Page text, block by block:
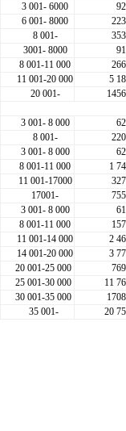
3 001- 6000
6 001- 8000
8 001-
3001- 8000
8 001-11 000
11 001-20 000
5
20 001-
3 001- 8 000
8 001-
3 001- 8 000
8 001-11 000
1
11 001-17000
17001-
3 001- 8 000
8 001-11 000
11 001-14 000
2
14 001-20 000
3
20 001-25 000
25 001-30 000
11
30 001-35 000
35 001-
20